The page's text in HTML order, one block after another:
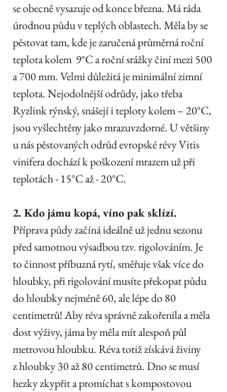
se obecně vysazuje od konce března. Má ráda
úrodnou půdu v teplých oblastech. Měla by se
pěstovat tam, kde je zaručená průměrná roční
teplota kolem  9°C a roční srážky činí mezi 500
a 700 mm. Velmi důležitá je minimální zimní
teplota. Nejodolnější odrůdy, jako třeba
Ryzlink rýnský, snášejí i teploty kolem – 20°C,
jsou vyšlechtěny jako mrazuvzdorné. U většiny
u nás pěstovaných odrůd evropské révy Vitis
vinifera dochází k poškození mrazem už při
teplotách - 15°C až - 20°C.
2. Kdo jámu kopá, víno pak sklízí.
Příprava půdy začíná ideálně už jednu sezonu
před samotnou výsadbou tzv. rigolováním. Je
to činnost příbuzná rytí, směřuje však více do
hloubky, při rigolování musíte překopat půdu
do hloubky nejméně 60, ale lépe do 80
centimetrů! Aby réva správně zakořenila a měla
dost výživy, jáma by měla mít alespoň půl
metrovou hloubku. Réva totiž získává živiny
z hloubky 30 až 80 centimetrů. Dno se musí
hezky zkypřit a promíchat s kompostovou